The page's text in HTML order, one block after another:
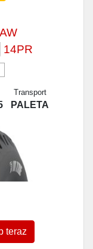
14PR
Transport
PALETA
teraz